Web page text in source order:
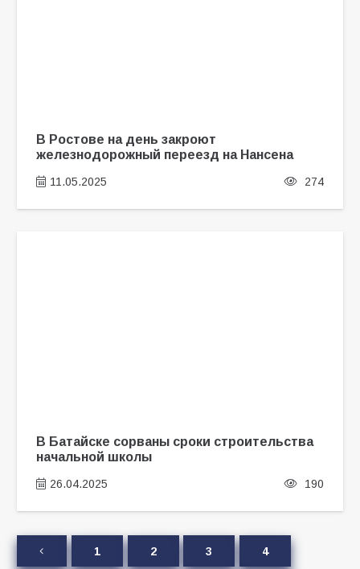
В Ростове на день закроют
железнодорожный переезд на Нансена
11.05.2025 274
В Батайске сорваны сроки строительства
начальной школы
26.04.2025 190
1 2 3 4